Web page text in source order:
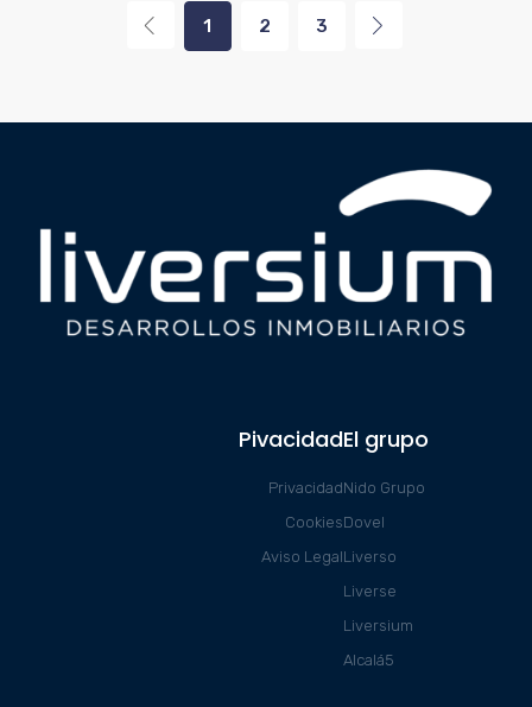
1 2 3
Pivacidad
Privacidad
Cookies
Aviso Legal
El grupo
Nido Grupo
Dovel
Liverso
Liverse
Liversium
Alcalá5